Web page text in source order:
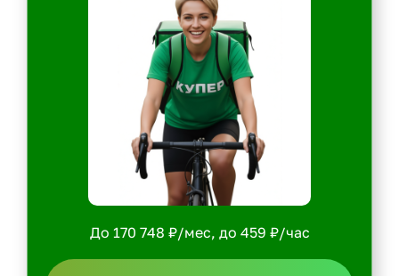
До 170 748 ₽/мес, до 459 ₽/час